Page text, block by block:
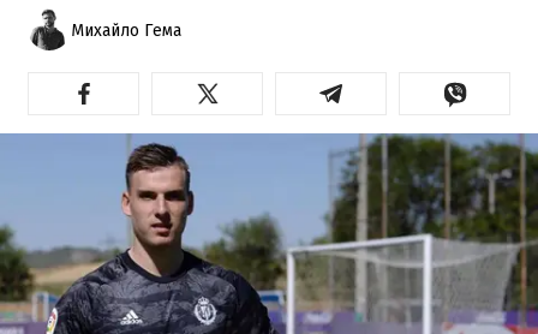
Михайло Гема